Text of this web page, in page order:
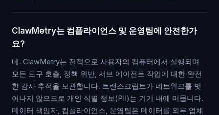
ClawMetry는 컴플라이언스 및 운영팀에 안전한가
요?
네. ClawMetry는 전적으로 사용자의 컴퓨터에서 실행되며
모든 도구 호출, 정책 위반, 서브 에이전트 작업에 대한 완전
한 감사 추적을 보관합니다. 트랜스크립트가 네트워크를 벗
어나지 않으므로 개인 식별 정보(PII)는 기기 내에 머뭅니다.
데이터 책임자, 컴플라이언스, 운영팀은 데이터를 외부 업체